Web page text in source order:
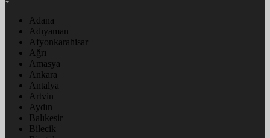
Adana
Adıyaman
Afyonkarahisar
Ağrı
Amasya
Ankara
Antalya
Artvin
Aydın
Balıkesir
Bilecik